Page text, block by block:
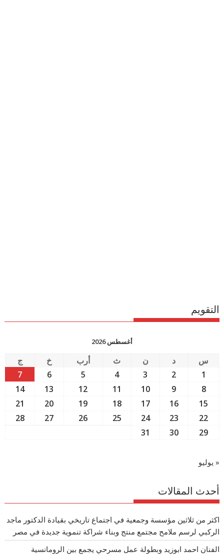
التقويم
أغسطس 2026
س د ن ث أرب خ
ج
1
2
3
4
5
6
7
8
9
10
11
12
13
14
15
16
17
18
19
20
21
22
23
24
25
26
27
28
29
30
31
« يوليو
أحدث المقالات
اكثر من ثلاثين مؤسسة وجمعية في اجتماع تاريخي بقيادة الدكتور ماجد
الركبي لرسم ملامح مجتمع منتج وبناء شراكة تنموية جديدة في مصر
الفنان احمد ابوزيد وبطولة عمل مسرحي يجمع بين الرومانسية